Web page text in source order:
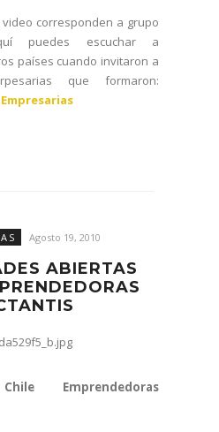
corresponden a grupo
puedes escuchar a
países cuando invitaron a
que formaron:
Agosto 19, 2010
ABIERTAS
Emprendedoras